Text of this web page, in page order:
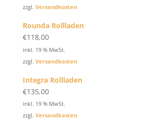
zzgl. Versandkosten
Rounda Rollladen
€118,00
inkl. 19 % MwSt.
zzgl. Versandkosten
Integra Rollladen
€135,00
inkl. 19 % MwSt.
zzgl. Versandkosten